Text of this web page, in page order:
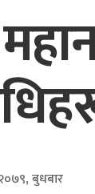
बुधबार